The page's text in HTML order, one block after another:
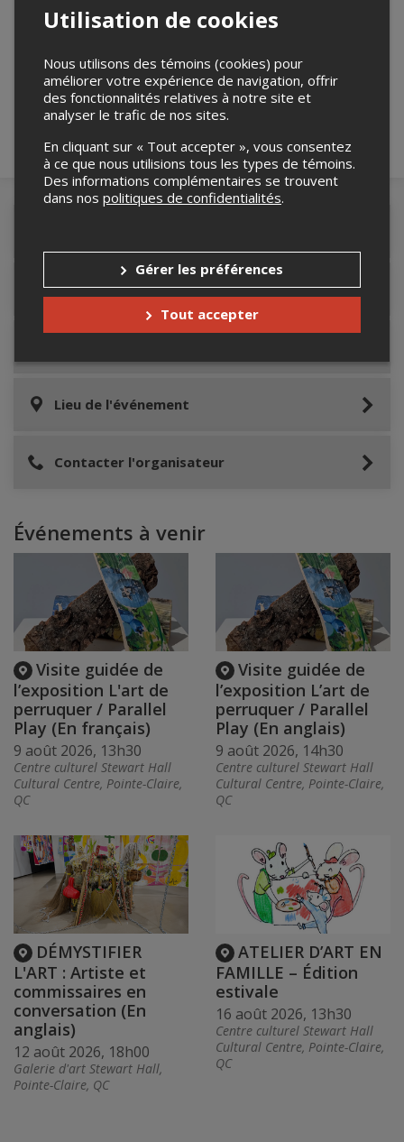
robot ci-bas.
Accès au site de l'événement
Lieu de l'événement
Contacter l'organisateur
Événements à venir
Visite guidée de
l’exposition L'art de
perruquer / Parallel
Play (En français)
9 août 2026, 13h30
Centre culturel Stewart Hall
Cultural Centre, Pointe-Claire,
QC
Visite guidée de
l’exposition L’art de
perruquer / Parallel
Play (En anglais)
9 août 2026, 14h30
Centre culturel Stewart Hall
Cultural Centre, Pointe-Claire,
QC
DÉMYSTIFIER
L'ART : Artiste et
commissaires en
conversation (En
anglais)
12 août 2026, 18h00
Galerie d'art Stewart Hall,
Pointe-Claire, QC
ATELIER D’ART EN
FAMILLE – Édition
estivale
16 août 2026, 13h30
Centre culturel Stewart Hall
Cultural Centre, Pointe-Claire,
QC
Utilisation de cookies
Nous utilisons des témoins (cookies) pour
améliorer votre expérience de navigation, offrir
des fonctionnalités relatives à notre site et
analyser le trafic de nos sites.
En cliquant sur « Tout accepter », vous consentez
à ce que nous utilisions tous les types de témoins.
Des informations complémentaires se trouvent
dans nos politiques de confidentialités.
Gérer les préférences
Tout accepter